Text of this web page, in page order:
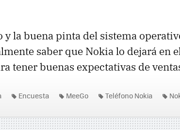
y la buena pinta del sistema
saber que Nokia lo dejará en
tener buenas expectativas de
Encuesta MeeGo Teléfono Nokia